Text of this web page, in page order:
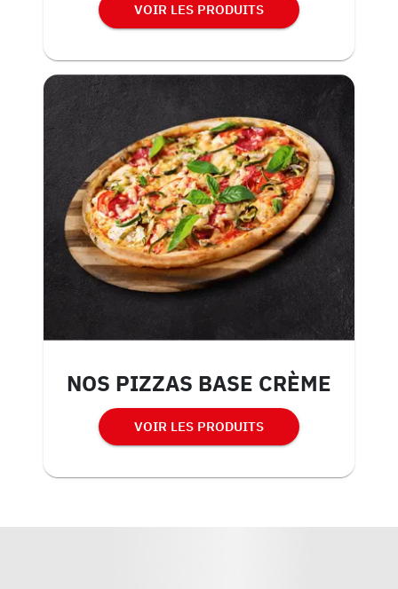
VOIR LES PRODUITS
NOS PIZZAS BASE CRÈME
VOIR LES PRODUITS